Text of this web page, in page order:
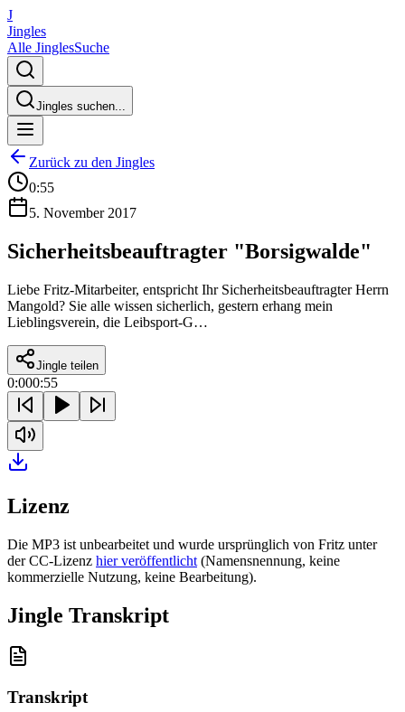
J
Jingles
Alle JinglesSuche
Jingles suchen...
Zurück zu den Jingles
0:55
5. November 2017
Sicherheitsbeauftragter "Borsigwalde"
Liebe Fritz-Mitarbeiter, entspricht Ihr Sicherheitsbeauftragter Herrn
Mangold? Sie alle wissen sicherlich, gestern erhang mein
Lieblingsverein, die Leibsport-G…
Jingle teilen
0:000:55
Lizenz
Die MP3 ist unbearbeitet und wurde ursprünglich von Fritz unter
der CC-Lizenz hier veröffentlicht (Namensnennung, keine
kommerzielle Nutzung, keine Bearbeitung).
Jingle Transkript
Transkript